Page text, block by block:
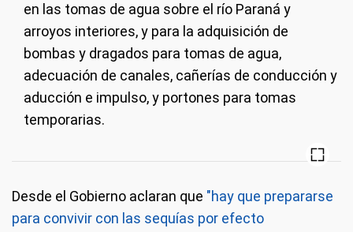
en las tomas de agua sobre el río Paraná y
arroyos interiores, y para la adquisición de
bombas y dragados para tomas de agua,
adecuación de canales, cañerías de conducción y
aducción e impulso, y portones para tomas
temporarias.
Desde el Gobierno aclaran que "hay que prepararse
para convivir con las sequías por efecto